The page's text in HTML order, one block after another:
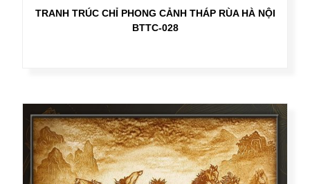
TRANH TRÚC CHỈ PHONG CẢNH THÁP RÙA HÀ NỘI
BTTC-028